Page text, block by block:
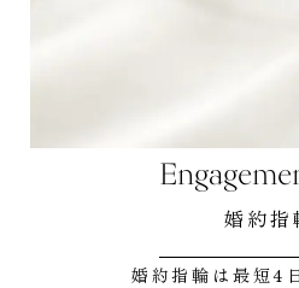
婚約指
婚約指輪は最短4